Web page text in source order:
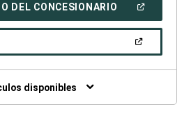
NUEVA)
DEL CONCESIONARIO (ABRIR
UNA
VENTANA
NUEVA)
disponibles